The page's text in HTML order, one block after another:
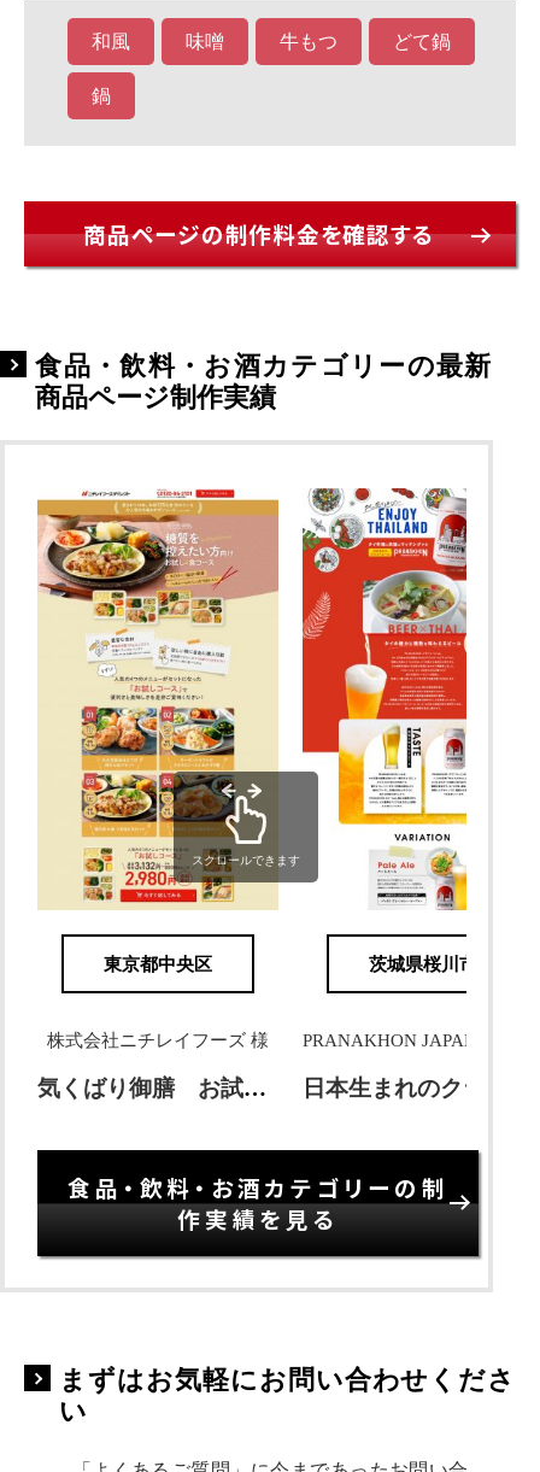
和風 味噌 牛もつ どて鍋
鍋
商品ページの制作料金を確認する
食品・飲料・お酒カテゴリーの最新
商品ページ制作実績
東京都中央区
株式会社ニチレイフーズ 様
気くばり御膳 お試し4食コース
茨城県桜川市
スクロールできます
食品・飲料・お酒カテゴリーの制
作実績を見る
まずはお気軽にお問い合わせくださ
い